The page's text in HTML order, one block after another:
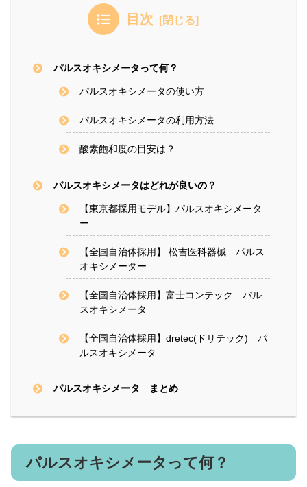
目次
パルスオキシメータって何？
パルスオキシメータの使い方
パルスオキシメータの利用方法
酸素飽和度の目安は？
パルスオキシメータはどれが良いの？
【東京都採用モデル】パルスオキシメータ
ー
【全国自治体採用】 松吉医科器械 パルス
オキシメーター
【全国自治体採用】富士コンテック パル
スオキシメータ
【全国自治体採用】dretec(ドリテック) パ
ルスオキシメータ
パルスオキシメータ まとめ
パルスオキシメータって何？